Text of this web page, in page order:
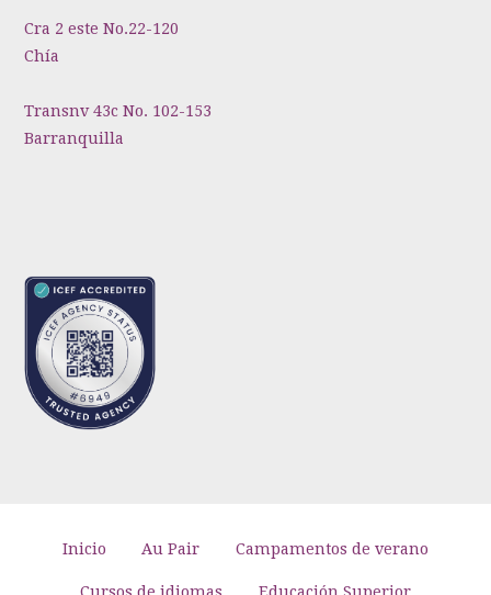
Cra 2 este No.22-120
Chía
Transnv 43c No. 102-153
Barranquilla
Inicio Au Pair Campamentos de verano